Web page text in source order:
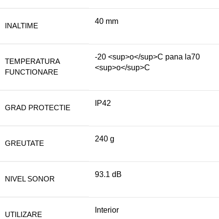
INALTIME
40 mm
TEMPERATURA
FUNCTIONARE
-20 <sup>o</sup>C pana la70
<sup>o</sup>C
GRAD PROTECTIE
IP42
GREUTATE
240 g
NIVEL SONOR
93.1 dB
UTILIZARE
Interior